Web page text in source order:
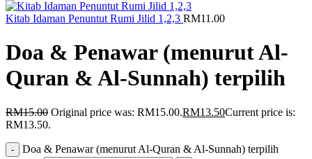
Kitab Idaman Penuntut Rumi Jilid 1,2,3 RM11.00
Doa & Penawar (menurut Al-
Quran & Al-Sunnah) terpilih
RM15.00 Original price was: RM15.00.RM13.50Current price is:
RM13.50.
Doa & Penawar (menurut Al-Quran & Al-Sunnah) terpilih